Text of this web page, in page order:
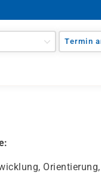
Termin